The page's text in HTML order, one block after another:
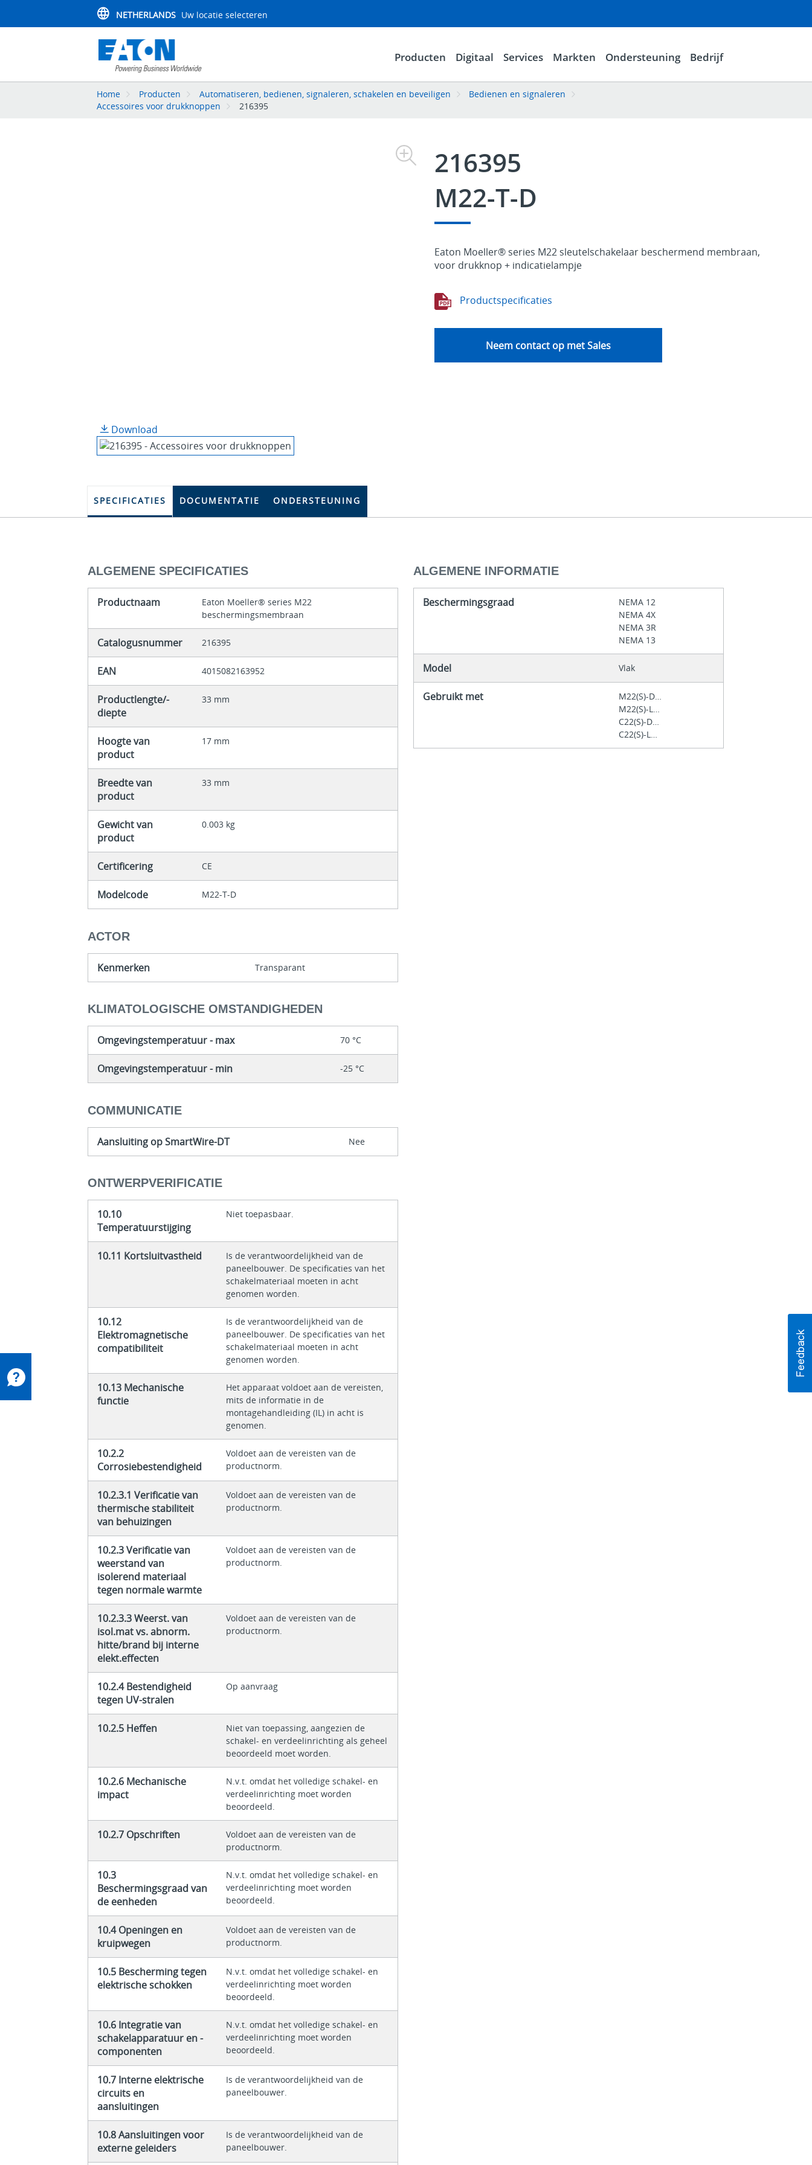
NETHERLANDS Uw locatie selecteren
Producten Digitaal Services Markten Ondersteuning Bedrijf
Home Producten Automatiseren, bedienen, signaleren, schakelen en beveiligen
Bedienen en signaleren
Accessoires voor drukknoppen
216395
Download
216395
M22-T-D
Eaton Moeller® series M22 sleutelschakelaar beschermend membraan,
voor drukknop + indicatielampje
Productspecificaties
Neem contact op met Sales
SPECIFICATIES DOCUMENTATIE ONDERSTEUNING
ALGEMENE SPECIFICATIES
Productnaam
Eaton Moeller® series M22
beschermingsmembraan
Catalogusnummer 216395
EAN 4015082163952
Productlengte/-
diepte
33 mm
Hoogte van
product
17 mm
Breedte van
product
33 mm
Gewicht van
product
0.003 kg
Certificering CE
Modelcode M22-T-D
ACTOR
Kenmerken Transparant
KLIMATOLOGISCHE OMSTANDIGHEDEN
Omgevingstemperatuur - max 70 °C
Omgevingstemperatuur - min -25 °C
COMMUNICATIE
Aansluiting op SmartWire-DT Nee
ONTWERPVERIFICATIE
10.10
Temperatuurstijging
Niet toepasbaar.
10.11 Kortsluitvastheid
Is de verantwoordelijkheid van de
paneelbouwer. De specificaties van het
schakelmateriaal moeten in acht
genomen worden.
10.12
Elektromagnetische
compatibiliteit
Is de verantwoordelijkheid van de
paneelbouwer. De specificaties van het
schakelmateriaal moeten in acht
genomen worden.
10.13 Mechanische
functie
Het apparaat voldoet aan de vereisten,
mits de informatie in de
montagehandleiding (IL) in acht is
genomen.
10.2.2
Corrosiebestendigheid
Voldoet aan de vereisten van de
productnorm.
10.2.3.1 Verificatie van
thermische stabiliteit
van behuizingen
Voldoet aan de vereisten van de
productnorm.
10.2.3 Verificatie van
weerstand van
isolerend materiaal
tegen normale warmte
Voldoet aan de vereisten van de
productnorm.
10.2.3.3 Weerst. van
isol.mat vs. abnorm.
hitte/brand bij interne
elekt.effecten
Voldoet aan de vereisten van de
productnorm.
10.2.4 Bestendigheid
tegen UV-stralen
Op aanvraag
10.2.5 Heffen
Niet van toepassing, aangezien de
schakel- en verdeelinrichting als geheel
beoordeeld moet worden.
10.2.6 Mechanische
impact
N.v.t. omdat het volledige schakel- en
verdeelinrichting moet worden
beoordeeld.
10.2.7 Opschriften
Voldoet aan de vereisten van de
productnorm.
10.3
Beschermingsgraad van
de eenheden
N.v.t. omdat het volledige schakel- en
verdeelinrichting moet worden
beoordeeld.
10.4 Openingen en
kruipwegen
Voldoet aan de vereisten van de
productnorm.
10.5 Bescherming tegen
elektrische schokken
N.v.t. omdat het volledige schakel- en
verdeelinrichting moet worden
beoordeeld.
10.6 Integratie van
schakelapparatuur en -
componenten
N.v.t. omdat het volledige schakel- en
verdeelinrichting moet worden
beoordeeld.
10.7 Interne elektrische
circuits en
aansluitingen
Is de verantwoordelijkheid van de
paneelbouwer.
10.8 Aansluitingen voor
externe geleiders
Is de verantwoordelijkheid van de
paneelbouwer.
ALGEMENE INFORMATIE
Beschermingsgraad
NEMA 12
NEMA 4X
NEMA 3R
NEMA 13
Model Vlak
Gebruikt met
M22(S)-D…
M22(S)-L…
C22(S)-D…
C22(S)-L…